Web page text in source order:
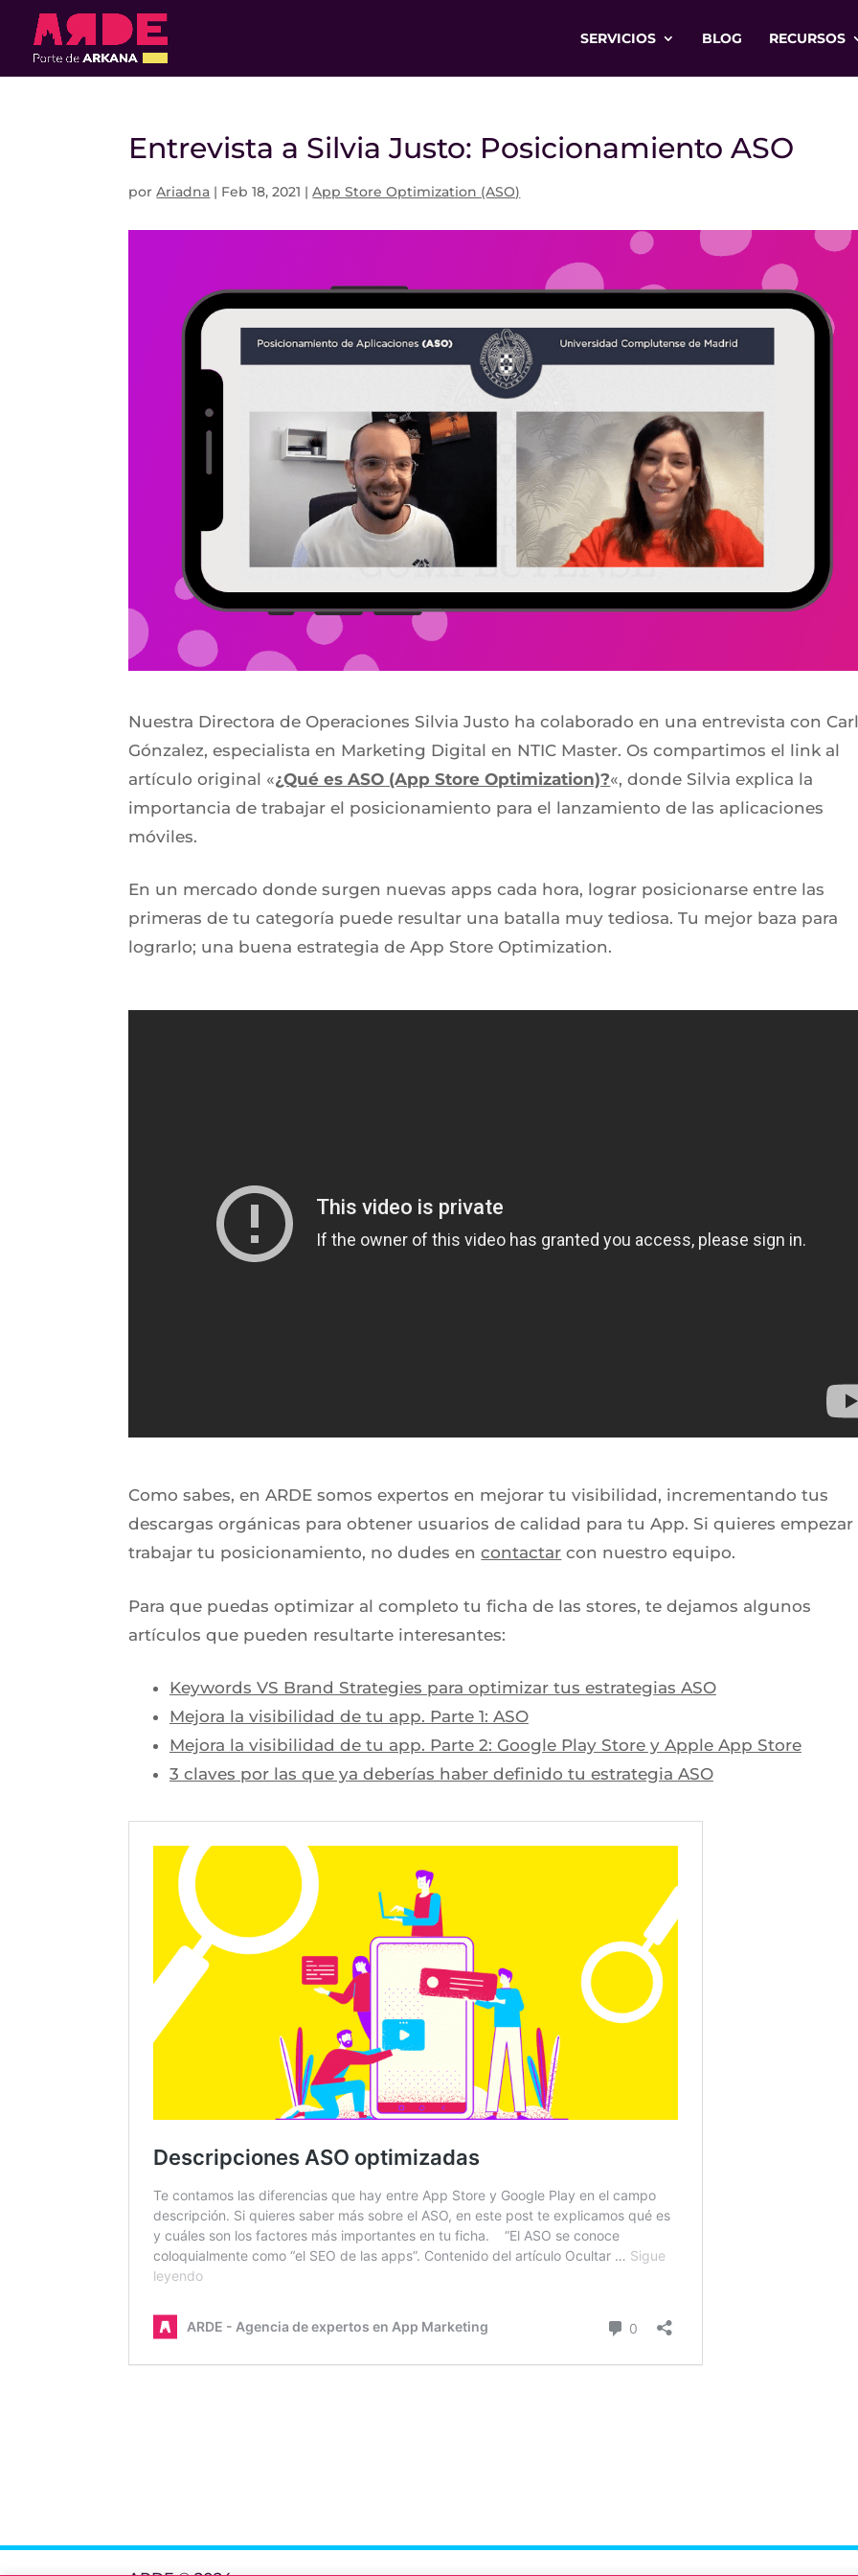
SERVICIOS BLOG RECURSOS
Entrevista a Silvia Justo: Posicionamiento ASO
porAriadna | Feb 18, 2021 |App Store Optimization (ASO)
Nuestra Directora de Operaciones Silvia Justo ha colaborado en una entrevista con
Gónzalez, especialista en Marketing Digital en NTIC Master. Os compartimos el link al
artículo original «¿Qué es ASO (App Store Optimization)?«, donde Silvia explica la
importancia de trabajar el posicionamiento para el lanzamiento de las aplicaciones
móviles.
En un mercado donde surgen nuevas apps cada hora, lograr posicionarse entre las
primeras de tu categoría puede resultar una batalla muy tediosa. Tu mejor baza para
lograrlo; una buena estrategia de App Store Optimization.
Como sabes, en ARDE somos expertos en mejorar tu visibilidad, incrementando tus
descargas orgánicas para obtener usuarios de calidad para tu App. Si quieres empezar
trabajar tu posicionamiento, no dudes encontactar con nuestro equipo.
Para que puedas optimizar al completo tu ficha de las stores, te dejamos algunos
artículos que pueden resultarte interesantes:
Keywords VS Brand Strategies para optimizar tus estrategias ASO
Mejora la visibilidad de tu app. Parte 1: ASO
Mejora la visibilidad de tu app. Parte 2: Google Play Store y Apple App Store
3 claves por las que ya deberías haber definido tu estrategia ASO